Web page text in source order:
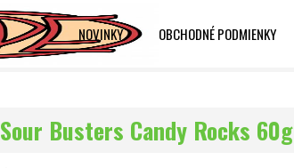
NOVINKY OBCHODNÉ PODMIENKY
Sour Busters Candy Rocks 60g